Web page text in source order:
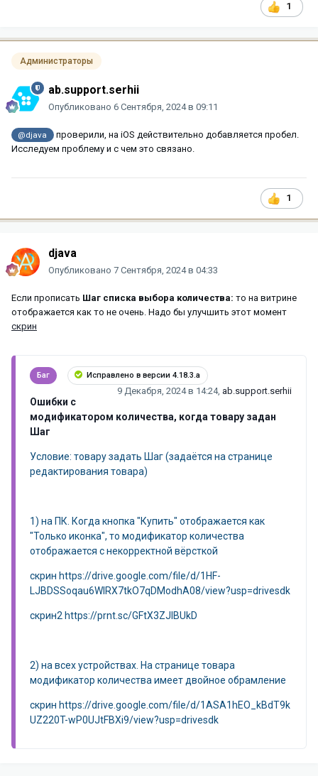
1
Администраторы
ab.support.serhii
Опубликовано 6 Сентября, 2024 в 09:11
@djava
проверили, на iOS действительно добавляется пробел.
Исследуем проблему и с чем это связано.
1
djava
Опубликовано 7 Сентября, 2024 в 04:33
Если прописать Шаг списка выбора количества: то на витрине
отображается как то не очень. Надо бы улучшить этот момент
скрин
Баг Исправлено в версии 4.18.3.a
9 Декабря, 2024 в 14:24, ab.support.serhii
Ошибки с
модификатором количества, когда товару задан
Шаг
Условие: товару задать Шаг (задаётся на странице
редактирования товара)
1) на ПК. Когда кнопка "Купить" отображается как
"Только иконка", то модификатор количества
отображается с некорректной вёрсткой
скрин https://drive.google.com/file/d/1HF-
LJBDSSoqau6WIRX7tkO7qDModhA08/view?usp=drivesdk
скрин2 https://prnt.sc/GFtX3ZJIBUkD
2) на всех устройствах. На странице товара
модификатор количества имеет двойное обрамление
скрин https://drive.google.com/file/d/1ASA1hEO_kBdT9k
UZ220T-wP0UJtFBXi9/view?usp=drivesdk